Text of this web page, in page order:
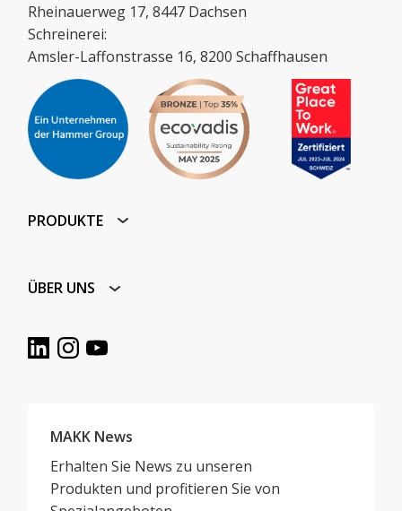
Rheinauerweg 17, 8447 Dachsen
Schreinerei:
Amsler-Laffonstrasse 16, 8200 Schaffhausen
PRODUKTE
ÜBER UNS
MAKK News
Erhalten Sie News zu unseren
Produkten und profitieren Sie von